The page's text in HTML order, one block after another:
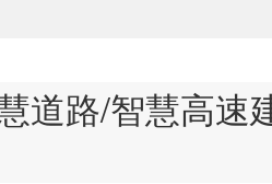
道路/智慧高速